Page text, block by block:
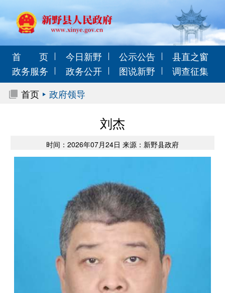
首 页 今日新野 公示公告
县直之窗
政务服务
政务公开 图说新野
调查征集
首页
政府领导
刘杰
时间：2026年07月24日 来源：新野县政府